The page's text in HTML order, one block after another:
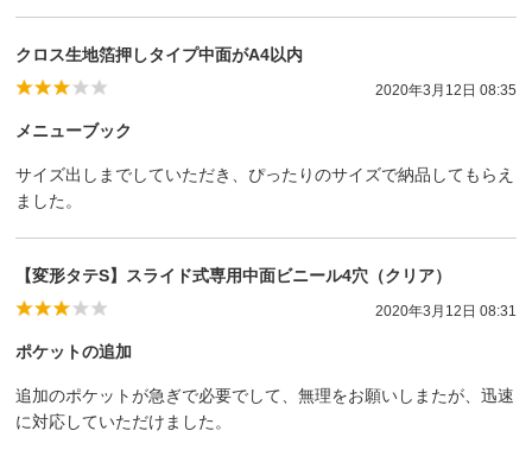
クロス生地箔押しタイプ中面がA4以内
2020年3月12日 08:35
メニューブック
サイズ出しまでしていただき、ぴったりのサイズで納品してもらえ
ました。
【変形タテS】スライド式専用中面ビニール4穴（クリア）
2020年3月12日 08:31
ポケットの追加
追加のポケットが急ぎで必要でして、無理をお願いしまたが、迅速
に対応していただけました。